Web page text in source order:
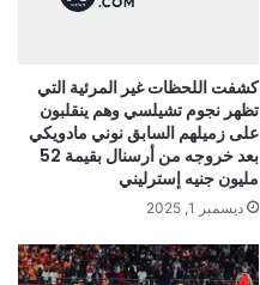
كشفت اللحظات غير المرئية التي
تظهر نجوم تشيلسي وهم ينقلبون
على زميلهم السابق نوني مادويكي
بعد خروجه من أرسنال بقيمة 52
مليون جنيه إسترليني
ديسمبر 1, 2025